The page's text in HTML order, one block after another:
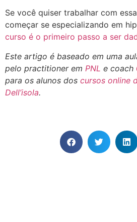
Se você quiser trabalhar com
começar se especializando em
curso é o primeiro passo a ser
Este artigo é baseado em uma
pelo practitioner em PNL e coach
para os alunos dos cursos online
Dell’isola.